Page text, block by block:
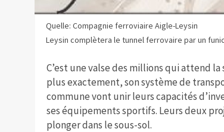
Quelle: Compagnie ferroviaire Aigle-Leysin
Leysin complètera le tunnel ferrovaire par un
C’est une valse des millions qui attend
plus exactement, son système de
commune vont unir leurs capacités
ses équipements sportifs. Leurs deux
plonger dans le sous-sol.